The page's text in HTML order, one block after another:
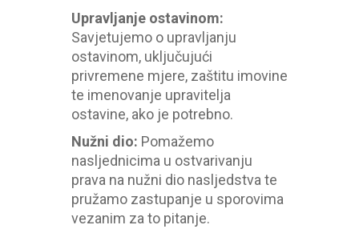
Upravljanje ostavinom:
Savjetujemo o upravljanju
ostavinom, uključujući
privremene mjere, zaštitu imovine
te imenovanje upravitelja
ostavine, ako je potrebno.
Nužni dio: Pomažemo
nasljednicima u ostvarivanju
prava na nužni dio nasljedstva te
pružamo zastupanje u sporovima
vezanim za to pitanje.